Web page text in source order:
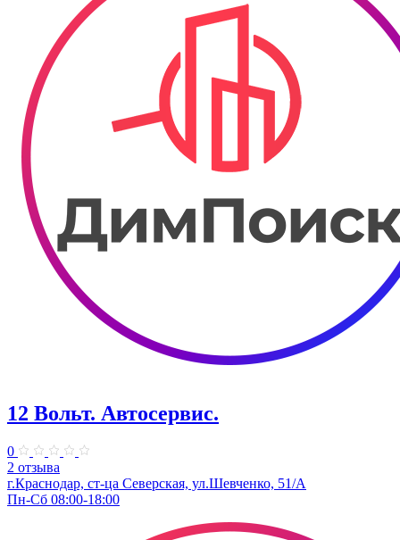
12 Вольт. Автосервис.
0
2 отзыва
г.Краснодар, ст-ца Северская, ул.Шевченко, 51/А
Пн-Сб 08:00-18:00